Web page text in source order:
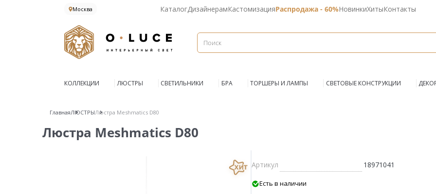
Москва КаталогДизайнерамКастомизацияРаспродажа - 60%НовинкиХитыКонтакты
КОЛЛЕКЦИИ ЛЮСТРЫ СВЕТИЛЬНИКИ БРА ТОРШЕРЫ И ЛАМПЫ СВЕТОВЫЕ КОНСТРУКЦИИ
ГлавнаяЛЮСТРЫЛюстра Meshmatics D80
Люстра Meshmatics D80
Артикул 18971041
Есть в наличии